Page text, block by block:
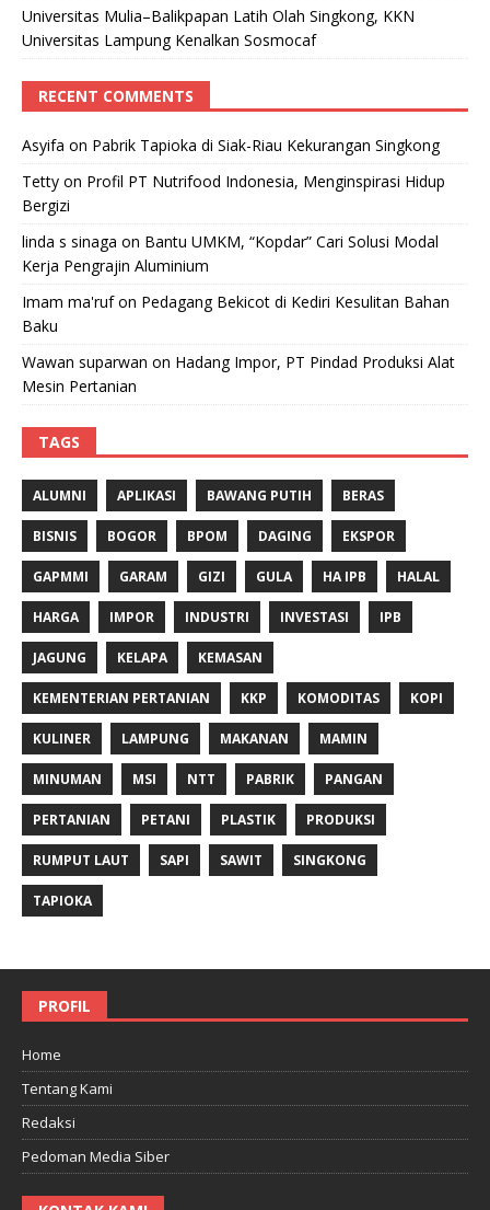
Universitas Mulia–Balikpapan Latih Olah Singkong, KKN
Universitas Lampung Kenalkan Sosmocaf
RECENT COMMENTS
Asyifa on Pabrik Tapioka di Siak-Riau Kekurangan Singkong
Tetty on Profil PT Nutrifood Indonesia, Menginspirasi Hidup
Bergizi
linda s sinaga on Bantu UMKM, “Kopdar” Cari Solusi Modal
Kerja Pengrajin Aluminium
Imam ma'rufon Pedagang Bekicot di Kediri Kesulitan Bahan
Baku
Wawan suparwan on Hadang Impor, PT Pindad Produksi Alat
Mesin Pertanian
TAGS
ALUMNI APLIKASI BAWANG PUTIH BERAS
BISNIS BOGOR BPOM DAGING EKSPOR
GAPMMI GARAM GIZI GULA HA IPB HALAL
HARGA IMPOR INDUSTRI INVESTASI IPB
JAGUNG KELAPA KEMASAN
KEMENTERIAN PERTANIAN KKP KOMODITAS KOPI
KULINER LAMPUNG MAKANAN MAMIN
MINUMAN MSI NTT PABRIK PANGAN
PERTANIAN PETANI PLASTIK PRODUKSI
RUMPUT LAUT SAPI SAWIT SINGKONG
TAPIOKA
PROFIL
Home
Tentang Kami
Redaksi
Pedoman Media Siber